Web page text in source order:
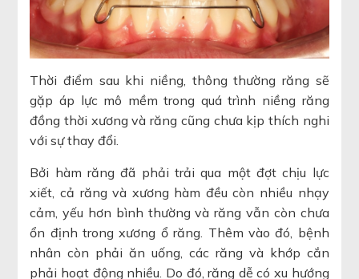
Thời điểm sau khi niềng, thông thường răng sẽ
gặp áp lực mô mềm trong quá trình niềng răng
đồng thời xương và răng cũng chưa kịp thích nghi
với sự thay đổi.
Bởi hàm răng đã phải trải qua một đợt chịu lực
xiết, cả răng và xương hàm đều còn nhiều nhạy
cảm, yếu hơn bình thường và răng vẫn còn chưa
ổn định trong xương ổ răng. Thêm vào đó, bệnh
nhân còn phải ăn uống, các răng và khớp cắn
phải hoạt động nhiều. Do đó, răng dễ có xu hướng